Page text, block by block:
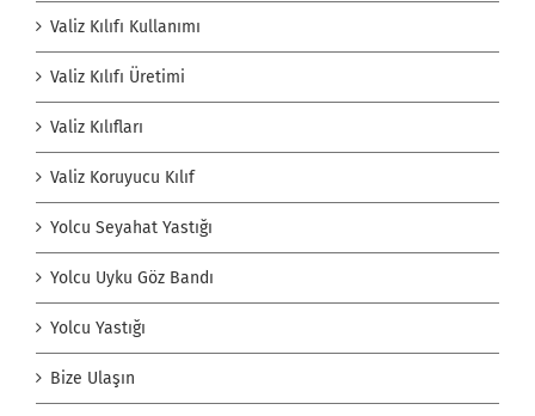
Valiz Kılıfı Kullanımı
Valiz Kılıfı Üretimi
Valiz Kılıfları
Valiz Koruyucu Kılıf
Yolcu Seyahat Yastığı
Yolcu Uyku Göz Bandı
Yolcu Yastığı
Bize Ulaşın